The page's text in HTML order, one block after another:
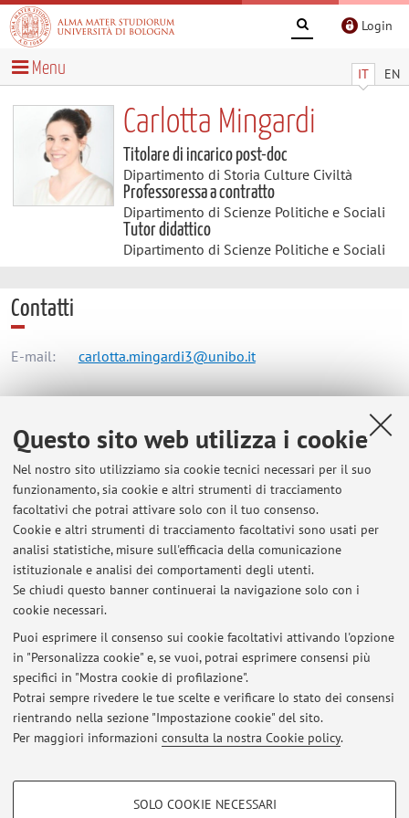
Questo sito web utilizza i cookie
Nel nostro sito utilizziamo sia cookie tecnici necessari per il suo
funzionamento, sia cookie e altri strumenti di tracciamento
facoltativi che potrai attivare solo con il tuo consenso.
Cookie e altri strumenti di tracciamento facoltativi sono usati per
analisi statistiche, misure sull'efficacia della comunicazione
istituzionale e analisi dei comportamenti degli utenti.
Se chiudi questo banner continuerai la navigazione solo con i
cookie necessari.
Puoi esprimere il consenso sui cookie facoltativi attivando l'opzione
in "Personalizza cookie" e, se vuoi, potrai esprimere consensi più
specifici in "Mostra cookie di profilazione".
Potrai sempre rivedere le tue scelte e verificare lo stato dei consensi
rientrando nella sezione "Impostazione cookie" del sito.
Per maggiori informazioni consulta la nostra Cookie policy.
COOKIE DI PROFILAZIONE - FACOLTATIVI
SOLO COOKIE NECESSARI
Login
IT EN
Menu
Carlotta Mingardi
Titolare di incarico post-doc
Dipartimento di Storia Culture Civiltà
Professoressa a contratto
Dipartimento di Scienze Politiche e Sociali
Tutor didattico
Dipartimento di Scienze Politiche e Sociali
Contatti
E-mail: carlotta.mingardi3@unibo.it
Dipartimento di Storia Culture Civiltà
Piazza San Giovanni in Monte 2, Bologna - Vai alla
mappa
Risorse in rete
ORCID
Ultimi avvisi
Al momento non sono presenti avvisi.